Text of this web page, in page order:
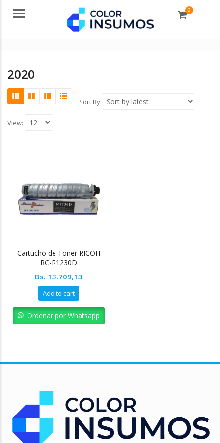
Menu 0
2020
Sort By:
View:
Cartucho de Toner RICOH
RC-R1230D
Bs. 13.709,13
Add to cart
Ordenar por Whatsapp